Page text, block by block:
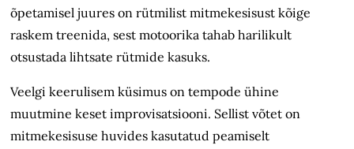
õpetamisel juures on rütmilist mitmekesisust kõige
raskem treenida, sest motoorika tahab harilikult
otsustada lihtsate rütmide kasuks.
Veelgi keerulisem küsimus on tempode ühine
muutmine keset improvisatsiooni. Sellist võtet on
mitmekesisuse huvides kasutatud peamiselt